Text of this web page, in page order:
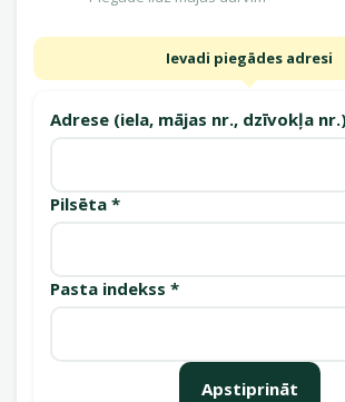
Ievadi piegādes adresi
Adrese (iela, mājas nr., dzīvokļa
Pilsēta *
Pasta indekss *
Apstiprināt